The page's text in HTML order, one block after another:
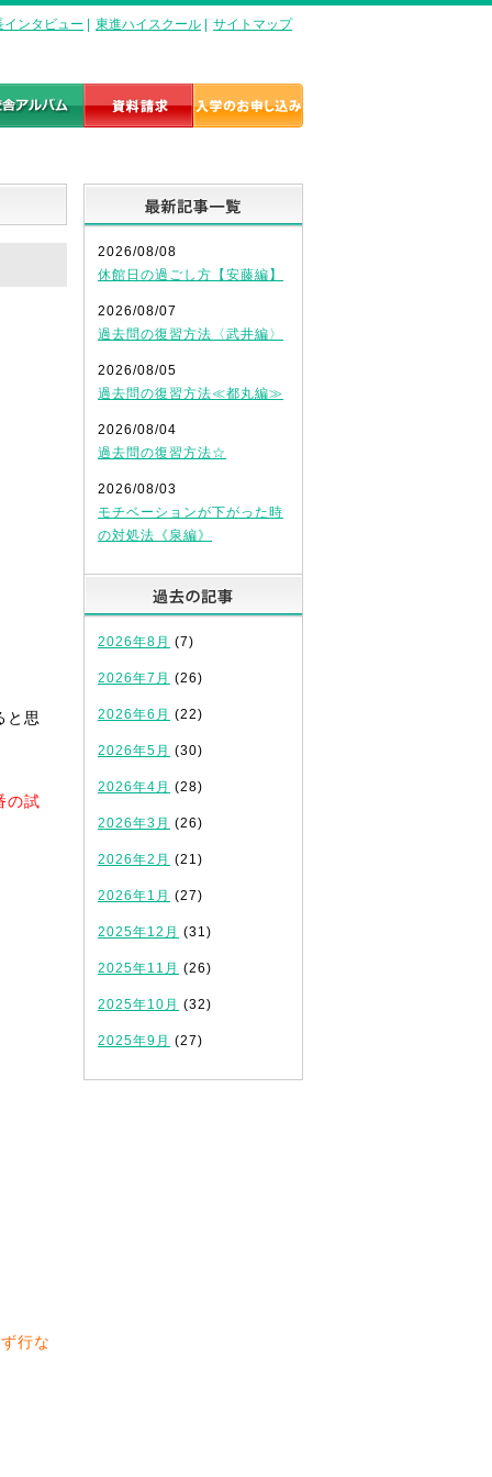
インタビュー 東進ハイスクール サイトマップ
と思
の試
行な
2026/08/08
休館日の過ごし方【安藤編】
2026/08/07
過去問の復習方法〈武井編〉
2026/08/05
過去問の復習方法≪都丸編≫
2026/08/04
過去問の復習方法☆
2026/08/03
モチベーションが下がった時
の対処法《泉編》
2026年8月 (7)
2026年7月 (26)
2026年6月 (22)
2026年5月 (30)
2026年4月 (28)
2026年3月 (26)
2026年2月 (21)
2026年1月 (27)
2025年12月 (31)
2025年11月 (26)
2025年10月 (32)
2025年9月 (27)